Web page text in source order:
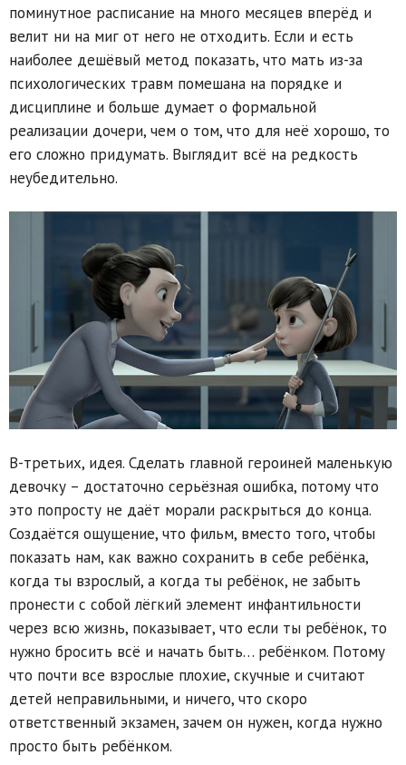
поминутное расписание на много месяцев вперёд и
велит ни на миг от него не отходить. Если и есть
наиболее дешёвый метод показать, что мать из-за
психологических травм помешана на порядке и
дисциплине и больше думает о формальной
реализации дочери, чем о том, что для неё хорошо, то
его сложно придумать. Выглядит всё на редкость
неубедительно.
В-третьих, идея. Сделать главной героиней маленькую
девочку – достаточно серьёзная ошибка, потому что
это попросту не даёт морали раскрыться до конца.
Создаётся ощущение, что фильм, вместо того, чтобы
показать нам, как важно сохранить в себе ребёнка,
когда ты взрослый, а когда ты ребёнок, не забыть
пронести с собой лёгкий элемент инфантильности
через всю жизнь, показывает, что если ты ребёнок, то
нужно бросить всё и начать быть… ребёнком. Потому
что почти все взрослые плохие, скучные и считают
детей неправильными, и ничего, что скоро
ответственный экзамен, зачем он нужен, когда нужно
просто быть ребёнком.